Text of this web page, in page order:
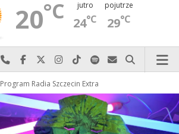
20°C jutro
24°C
pojutrze
29°C
Najlepiej po prostu do nas zadzwoń
Odwiedź nas na Facebook-u
Odwiedź nas na X
Odwiedź nas na Instagram-ie
Odwiedź nas na TikTok-u
Szukaj nas na Spotify
Wyślij do nas
Szukaj
Program Radia Szczecin Extra